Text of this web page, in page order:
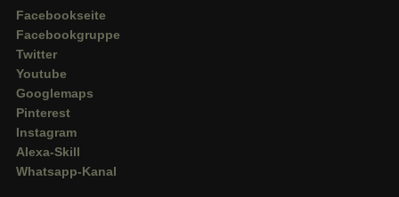
Facebookseite
Facebookgruppe
Twitter
Youtube
Googlemaps
Pinterest
Instagram
Alexa-Skill
Whatsapp-Kanal